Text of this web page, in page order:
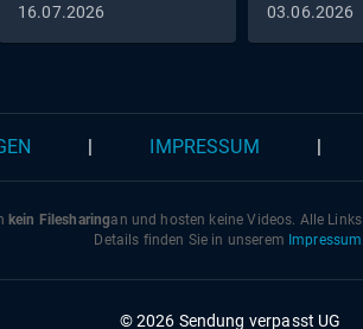
16.07.2026
03.06.2026
IMPRESSUM
kein Filesharingan und hosten keine Videos. Alle
Details finden Sie in unserem Impressum
© 2026 Sendung verpasst UG